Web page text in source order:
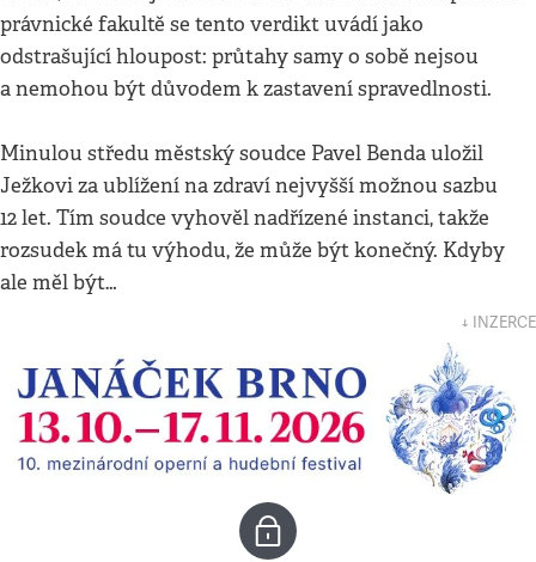
právnické fakultě se tento verdikt uvádí jako
odstrašující hloupost: průtahy samy o sobě nejsou
a nemohou být důvodem k zastavení spravedlnosti.
Minulou středu městský soudce Pavel Benda uložil
Ježkovi za ublížení na zdraví nejvyšší možnou sazbu
12 let. Tím soudce vyhověl nadřízené instanci, takže
rozsudek má tu výhodu, že může být konečný. Kdyby
ale měl být…
↓ INZERCE